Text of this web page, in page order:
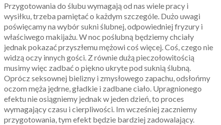
Przygotowania do ślubu wymagają od nas wiele pracy i
wysiłku, trzeba pamiętać o każdym szczególe. Dużo uwagi
poświęcamy na wybór sukni ślubnej, odpowiedniej fryzury i
właściwego makijażu. W noc poślubną będziemy chciały
jednak pokazać przyszłemu mężowi coś więcej. Coś, czego nie
widzą oczy innych gości. Z równie dużą pieczołowitością
musimy więc zadbać o piękno ukryte pod suknią ślubną.
Oprócz seksownej bielizny i zmysłowego zapachu, odsłońmy
oczom męża jędrne, gładkie i zadbane ciało. Upragnionego
efektu nie osiągniemy jednak w jeden dzień, to proces
wymagający czasu i cierpliwości. Im wcześniej zaczniemy
przygotowania, tym efekt będzie bardziej zadowalający.